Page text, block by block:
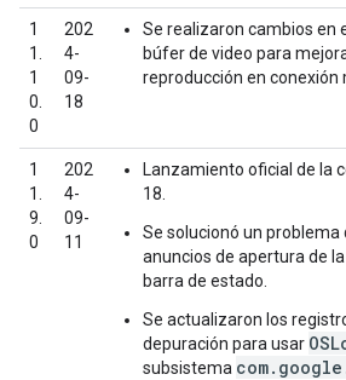
1
1.
1
0.
0
202
4-
09-
18
Se realizaron cambios en
búfer de video para
reproducción en conexión
1
1.
9.
0
202
4-
09-
11
Lanzamiento oficial de la
18.
Se solucionó un problema
anuncios de apertura de
barra de estado.
Se actualizaron los
depuración para usar
subsistema